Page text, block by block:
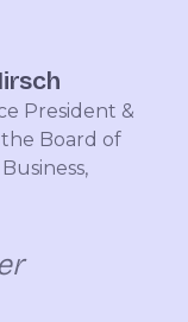
President &
Board of